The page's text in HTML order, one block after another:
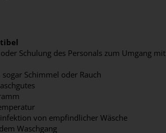
Schulung des Personals zum Umgang mit
Schimmel oder Rauch
von empfindlicher Wäsche
Waschgang